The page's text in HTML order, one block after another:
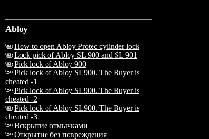
Abloy
How to open Abloy Protec cylinder lock
Lock pick of Abloy SL 900 and SL 901
Pick lock of Abloy 900
Pick lock of Abloy SL900. The Buyer is
cheated -1
Pick lock of Abloy SL900. The Buyer is
cheated -2
Pick lock of Abloy SL900. The Buyer is
cheated -3
Вскрытие отмычками
Открытие без повреждения